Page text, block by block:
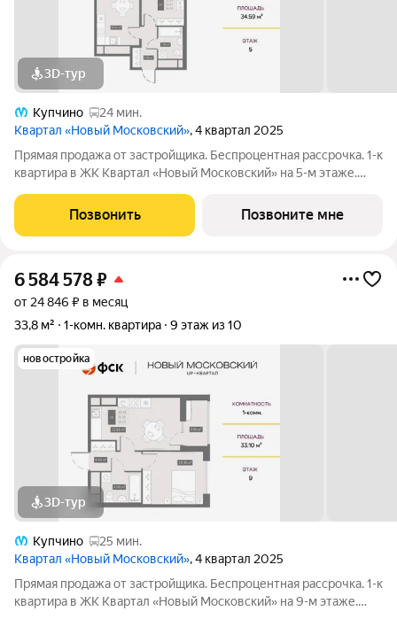
3D-тур
Купчино
24 мин.
Квартал «Новый Московский», 4 квартал 2025
Прямая продажа от застройщика. Беспроцентная рассрочка. 1-к
квартира в ЖК Квартал «Новый Московский» на 5-м этаже.
квартал «Новый Московский» в Пушкинском районе. Этот
комплекс объединит в себе
Позвонить Позвоните мне
6 584 578₽
от 24 846 ₽ в месяц
33,8 м²
1-комн. квартира 9 этаж из 10
новостройка
3D-тур
Купчино
25 мин.
Квартал «Новый Московский», 4 квартал 2025
Прямая продажа от застройщика. Беспроцентная рассрочка. 1-к
квартира в ЖК Квартал «Новый Московский» на 9-м этаже.